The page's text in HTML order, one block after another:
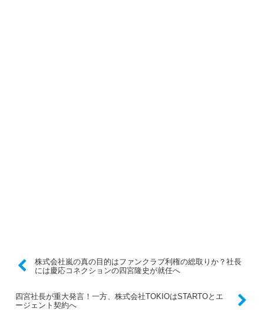
株式会社嵐の真の目的はファンクラブ利権の総取りか？社長
には慶応コネクションの四宮隆史が就任へ
四宮社長が重大発言！一方、株式会社TOKIOはSTARTOとエ
ージェント契約へ